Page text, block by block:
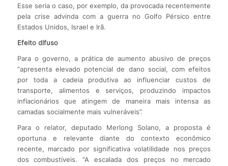
Esse seria o caso, por exemplo, da provocada recentemente
pela crise advinda com a guerra no Golfo Pérsico entre
Estados Unidos, Israel e Irã.
Efeito difuso
Para o governo, a prática de aumento abusivo de preços
“apresenta elevado potencial de dano social, com efeitos
por toda a cadeia produtiva ao influenciar custos de
transporte, alimentos e serviços, produzindo impactos
inflacionários que atingem de maneira mais intensa as
camadas socialmente mais vulneráveis”.
Para o relator, deputado Merlong Solano, a proposta é
oportuna e relevante diante do contexto econômico
recente, marcado por significativa volatilidade nos preços
dos combustíveis. “A escalada dos preços no mercado